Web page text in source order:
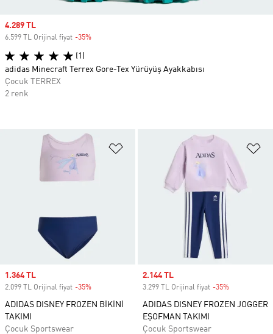
Favori Listesine Ekle
Sale price
1.364 TL
2.099 TL Orijinal fiyat -35%
ADIDAS DISNEY FROZEN BİKİNİ
TAKIMI
Çocuk Sportswear
Sale price
2.144 TL
3.299 TL Orijinal fiyat -35%
ADIDAS DISNEY FROZEN JOGGER
EŞOFMAN TAKIMI
Çocuk Sportswear
Sale price
4.289 TL
6.599 TL Orijinal fiyat -35%
(1)
adidas Minecraft Terrex Gore-Tex Yürüyüş Ayakkabısı
Çocuk TERREX
2 renk